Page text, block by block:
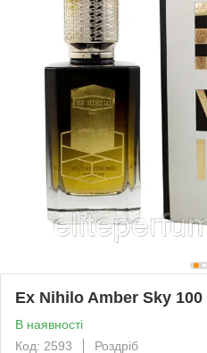
Ex Nihilo Amber Sky
В наявності
Код: 2593
Роздріб